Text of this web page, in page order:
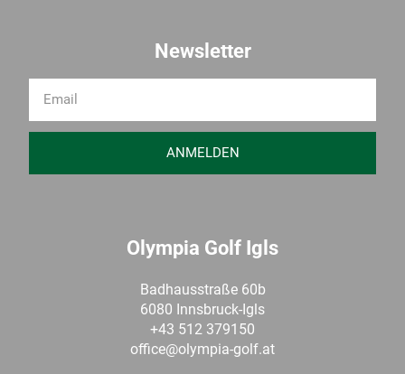
Olympia Golf Igls
Badhausstraße 60b
6080 Innsbruck-Igls
+43 512 379150
office@olympia-golf.at
Newsletter
ANMELDEN